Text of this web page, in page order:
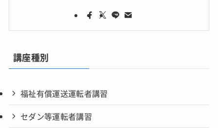
講座種別
福祉有償運送運転者講習
セダン等運転者講習